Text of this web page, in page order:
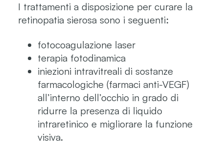
I trattamenti a disposizione per curare la
retinopatia sierosa sono i seguenti:
fotocoagulazione laser
terapia fotodinamica
iniezioni intravitreali di sostanze
farmacologiche (farmaci anti-VEGF)
all’interno dell’occhio in grado di
ridurre la presenza di liquido
intraretinico e migliorare la funzione
visiva.